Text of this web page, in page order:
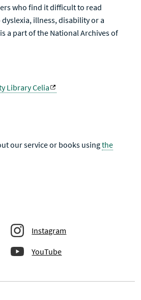
who find it difficult to read
illness, disability or a
a part of the National Archives of
Library Celia
our service or books usingthe
Instagram
YouTube